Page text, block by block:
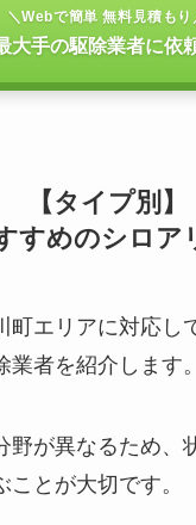
＼Webで簡単 無料見積もり
大手の駆除業者に依
【タイプ別】
すめのシロア
町エリアに対応し
者を紹介します。
野が異なるため、
とが大切です。